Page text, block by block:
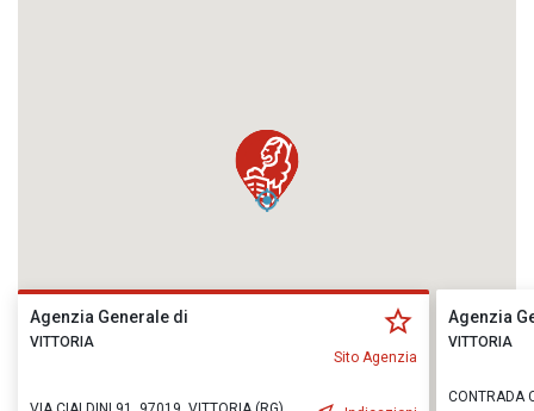
Agenzia Generale di
VITTORIA
Sito Agenzia
Agenzia
VITTORIA
CONTRADA